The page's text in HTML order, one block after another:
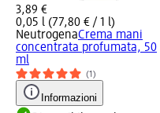
3,89 €
0,05 l (77,80 € / 1 l)
NeutrogenaCrema mani
concentrata profumata, 50
ml
(1)
Informazioni